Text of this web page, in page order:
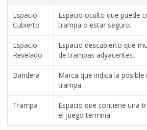
Espacio
Cubierto
Espacio oculto que puede
trampa o estar seguro.
Espacio
Revelado
Espacio descubierto que
de trampas adyacentes.
Bandera
Marca que indica la posible
trampa.
Trampa
Espacio que contiene una
el juego termina.